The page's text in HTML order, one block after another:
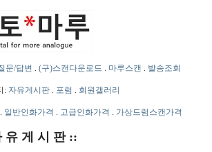
문/답변 . (구)스캔다운로드 . 마루스캔 . 발송조회
: 자유게시판. 포럼 . 회원갤러리
. 일반인화가격 . 고급인화가격 . 가상드럼스캔가격
유 게 시 판 ::